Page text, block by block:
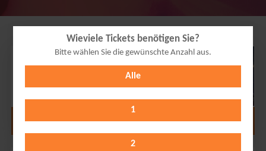
Wieviele Tickets benötigen Sie?
Bitte wählen Sie die gewünschte Anzahl aus.
Alle
1
2
12
Alle Termine anzeigen